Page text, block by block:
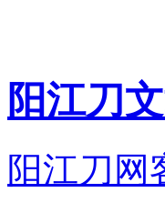
阳江刀
阳江刀网